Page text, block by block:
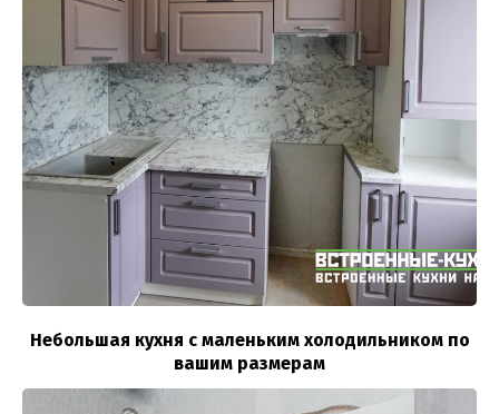
Небольшая кухня с маленьким холодильником по
вашим размерам